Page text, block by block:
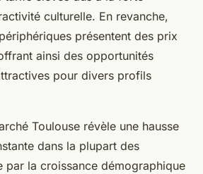
culturelle. En revanche,
présentent des prix
ainsi des opportunités
pour divers profils
Toulouse révèle une hausse
dans la plupart des
par la croissance démographique